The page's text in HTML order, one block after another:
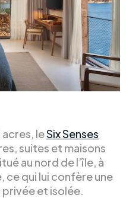
leSix Senses
suites et maisons
au nord de l’île, à
ce qui lui confère une
et isolée.